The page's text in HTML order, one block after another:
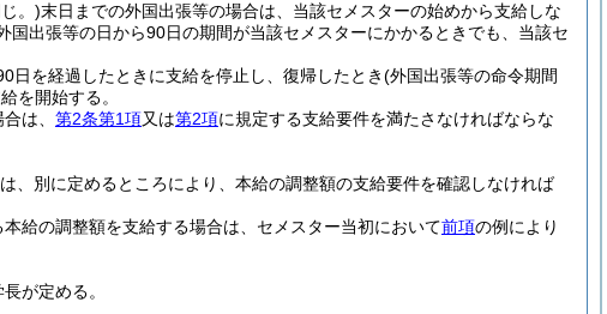
。)末日までの外国出張等の場合は、当該セメスターの始めから支給しな
出張等の日から90日の期間が当該セメスターにかかるときでも、当該セ
を経過したときに支給を停止し、復帰したとき(外国出張等の命令期間
を開始する。
は、 第2条第1項又は第2項に規定する支給要件を満たさなければならな
、別に定めるところにより、本給の調整額の支給要件を確認しなければ
給の調整額を支給する場合は、セメスター当初において前項の例により
が定める。